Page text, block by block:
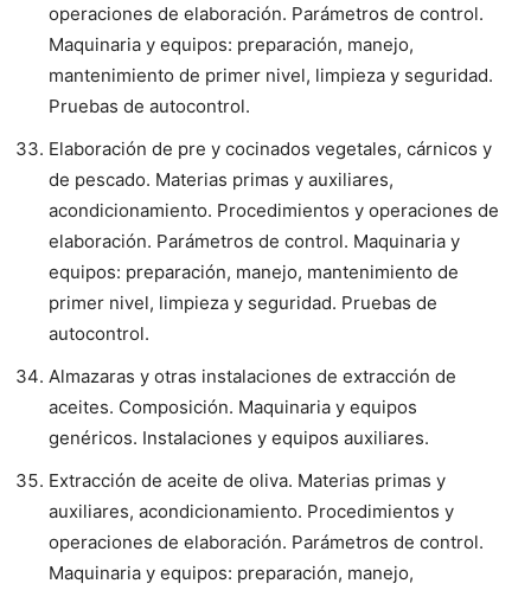
operaciones de elaboración. Parámetros de control.
Maquinaria y equipos: preparación, manejo,
mantenimiento de primer nivel, limpieza y seguridad.
Pruebas de autocontrol.
Elaboración de pre y cocinados vegetales, cárnicos y
de pescado. Materias primas y auxiliares,
acondicionamiento. Procedimientos y operaciones de
elaboración. Parámetros de control. Maquinaria y
equipos: preparación, manejo, mantenimiento de
primer nivel, limpieza y seguridad. Pruebas de
autocontrol.
Almazaras y otras instalaciones de extracción de
aceites. Composición. Maquinaria y equipos
genéricos. Instalaciones y equipos auxiliares.
Extracción de aceite de oliva. Materias primas y
auxiliares, acondicionamiento. Procedimientos y
operaciones de elaboración. Parámetros de control.
Maquinaria y equipos: preparación, manejo,